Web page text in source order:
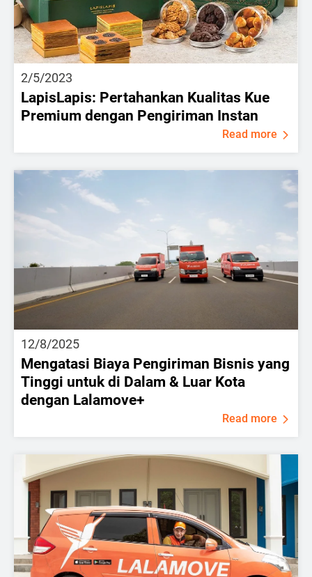
2/5/2023
LapisLapis: Pertahankan Kualitas Kue
Premium dengan Pengiriman Instan
Read more
12/8/2025
Mengatasi Biaya Pengiriman Bisnis yang
Tinggi untuk di Dalam & Luar Kota
dengan Lalamove+
Read more